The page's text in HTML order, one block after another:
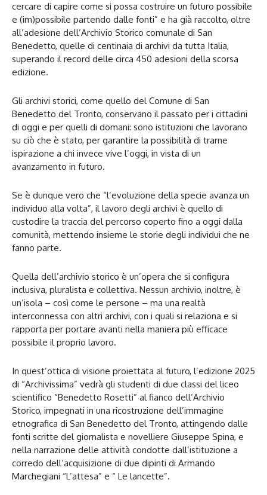
cercare di capire come si possa costruire un futuro possibile
e (im)possibile partendo dalle fonti” e ha già raccolto, oltre
all’adesione dell’Archivio Storico comunale di San
Benedetto, quelle di centinaia di archivi da tutta Italia,
superando il record delle circa 450 adesioni della scorsa
edizione.
Gli archivi storici, come quello del Comune di San
Benedetto del Tronto, conservano il passato per i cittadini
di oggi e per quelli di domani: sono istituzioni che lavorano
su ciò che è stato, per garantire la possibilità di trarne
ispirazione a chi invece vive l’oggi, in vista di un
avanzamento in futuro.
Se è dunque vero che “l’evoluzione della specie avanza un
individuo alla volta”, il lavoro degli archivi è quello di
custodire la traccia del percorso coperto fino a oggi dalla
comunità, mettendo insieme le storie degli individui che ne
fanno parte.
Quella dell’archivio storico è un’opera che si configura
inclusiva, pluralista e collettiva. Nessun archivio, inoltre, è
un’isola – così come le persone – ma una realtà
interconnessa con altri archivi, con i quali si relaziona e si
rapporta per portare avanti nella maniera più efficace
possibile il proprio lavoro.
In quest’ottica di visione proiettata al futuro, l’edizione 2025
di “Archivissima” vedrà gli studenti di due classi del liceo
scientifico “Benedetto Rosetti” al fianco dell’Archivio
Storico, impegnati in una ricostruzione dell’immagine
etnografica di San Benedetto del Tronto, attingendo dalle
fonti scritte del giornalista e novelliere Giuseppe Spina, e
nella narrazione delle attività condotte dall’istituzione a
corredo dell’acquisizione di due dipinti di Armando
Marchegiani “L’attesa” e “ Le lancette”.